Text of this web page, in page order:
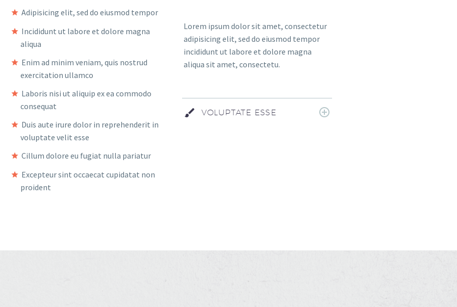
Adipisicing elit, sed do eiusmod tempor
Incididunt ut labore et dolore magna
aliqua
Enim ad minim veniam, quis nostrud
exercitation ullamco
Laboris nisi ut aliquip ex ea commodo
consequat
Duis aute irure dolor in reprehenderit in
voluptate velit esse
Cillum dolore eu fugiat nulla pariatur
Excepteur sint occaecat cupidatat non
proident
Lorem ipsum dolor sit amet, consectetur
adipisicing elit, sed do eiusmod tempor
incididunt ut labore et dolore magna
aliqua sit amet, consectetu.
VOLUPTATE ESSE